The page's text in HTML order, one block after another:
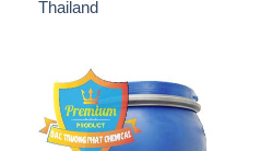
Thailand